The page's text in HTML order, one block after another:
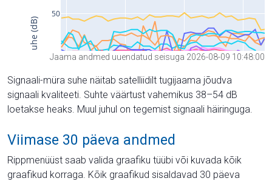
Jaama andmed uuendatud seisuga 2026-08-09 10:48:00
Signaali-müra suhe näitab satelliidilt tugijaama jõudva
signaali kvaliteeti. Suhte väärtust vahemikus 38–54 dB
loetakse heaks. Muul juhul on tegemist signaali häiringuga.
Viimase 30 päeva andmed
Rippmenüüst saab valida graafiku tüübi või kuvada kõik
graafikud korraga. Kõik graafikud sisaldavad 30 päeva